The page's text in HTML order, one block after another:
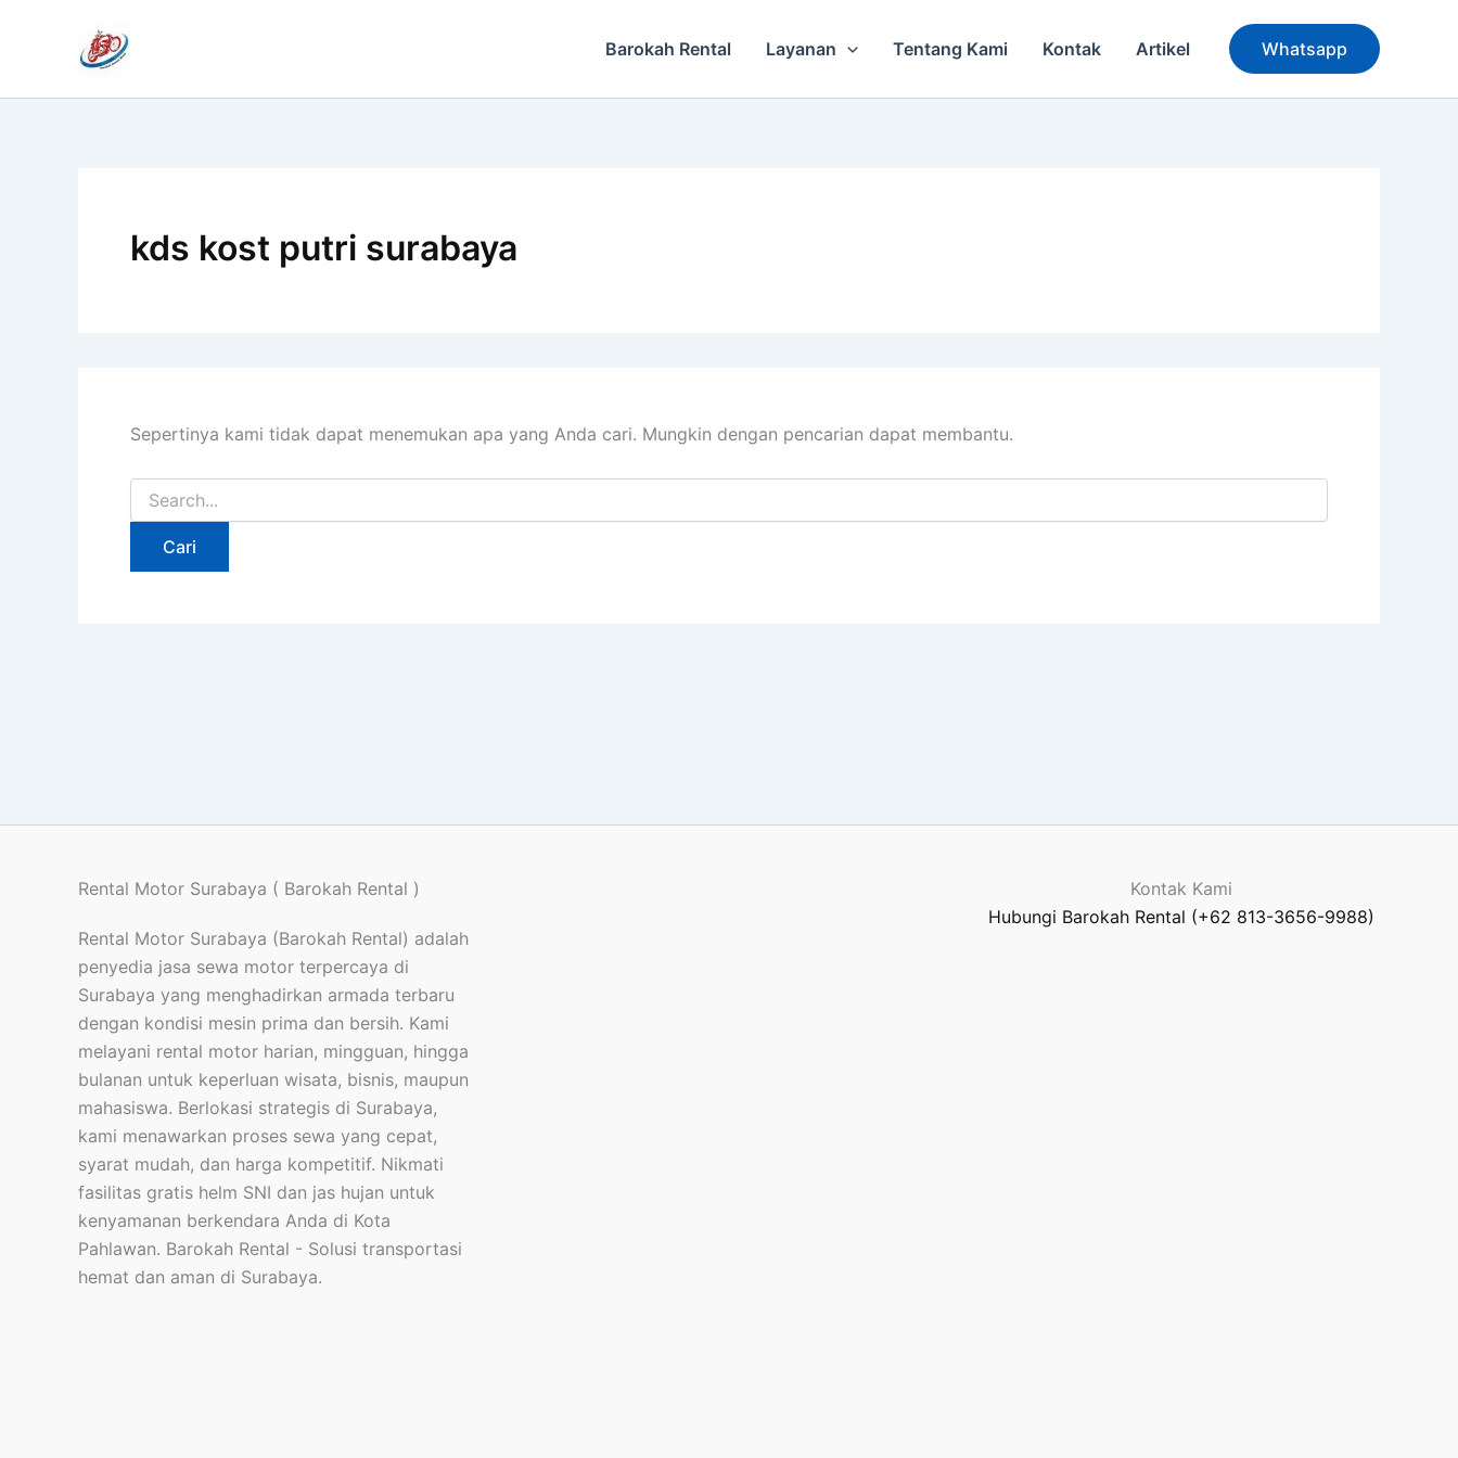
Barokah Rental Layanan Tentang Kami Kontak Artikel Whatsapp
kds kost putri surabaya
Sepertinya kami tidak dapat menemukan apa yang Anda cari. Mungkin dengan pencarian dapat membantu.
Rental Motor Surabaya ( Barokah Rental )
Rental Motor Surabaya (Barokah Rental) adalah
penyedia jasa sewa motor terpercaya di
Surabaya yang menghadirkan armada terbaru
dengan kondisi mesin prima dan bersih. Kami
melayani rental motor harian, mingguan, hingga
bulanan untuk keperluan wisata, bisnis, maupun
mahasiswa. Berlokasi strategis di Surabaya,
kami menawarkan proses sewa yang cepat,
syarat mudah, dan harga kompetitif. Nikmati
fasilitas gratis helm SNI dan jas hujan untuk
kenyamanan berkendara Anda di Kota
Pahlawan. Barokah Rental - Solusi transportasi
hemat dan aman di Surabaya.
Kontak Kami
Hubungi Barokah Rental (+62 813-3656-9988)